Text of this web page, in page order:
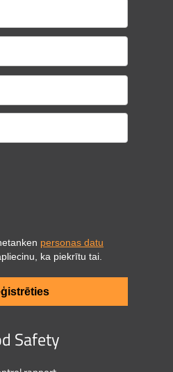
personas datu
ka piekrītu tai.
Safety